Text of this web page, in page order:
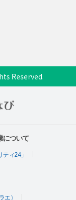
Reserved.